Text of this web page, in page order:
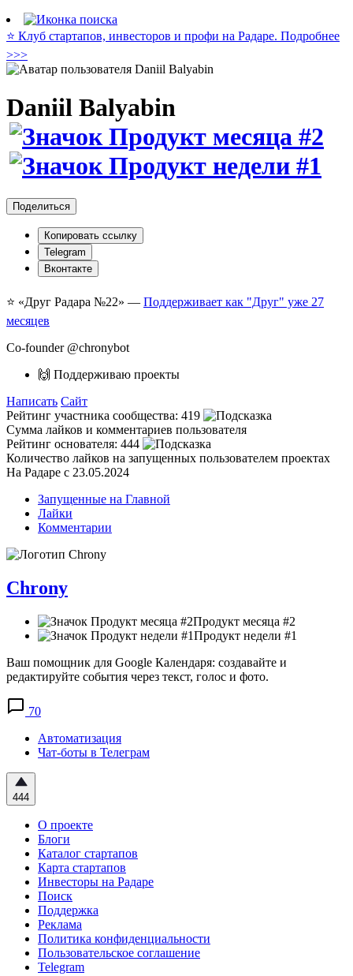
⭐️ Клуб стартапов, инвесторов и профи на Радаре. Подробнее
>>>
Daniil Balyabin
Поделиться
Копировать ссылку
Telegram
Вконтакте
⭐️ «Друг Радара №22» — Поддерживает как "Друг" уже 27
месяцев
Co-founder @chronybot
🙌 Поддерживаю проекты
Написать Сайт
Рейтинг участника сообщества: 419
Сумма лайков и комментариев пользователя
Рейтинг основателя: 444
Количество лайков на запущенных пользователем проектах
На Радаре с 23.05.2024
Запущенные на Главной
Лайки
Комментарии
Chrony
Продукт месяца #2
Продукт недели #1
Ваш помощник для Google Календаря: создавайте и
редактируйте события через текст, голос и фото.
70
Автоматизация
Чат-боты в Телеграм
444
О проекте
Блоги
Каталог стартапов
Карта стартапов
Инвесторы на Радаре
Поиск
Поддержка
Реклама
Политика конфиденциальности
Пользовательское соглашение
Telegram